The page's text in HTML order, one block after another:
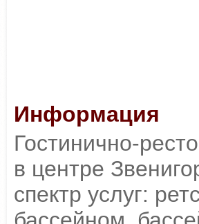
Информация
Гостинично-
в центре
спектр услуг: